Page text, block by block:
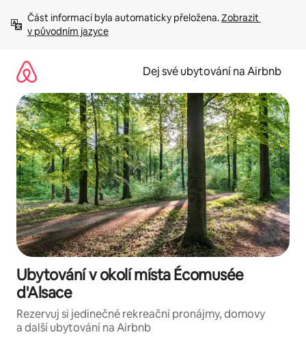
obsah
Část informací byla automaticky přeložena. Zobrazit
v původním jazyce
Dej své ubytování na Airbnb
Ubytování v okolí místa Écomusée
d'Alsace
Rezervuj si jedinečné rekreační pronájmy, domovy
a další ubytování na Airbnb